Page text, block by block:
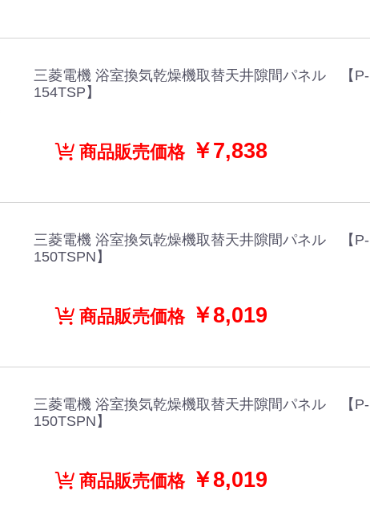
三菱電機 浴室換気乾燥機取替天井隙間パネル 【P-
154TSP】
商品販売価格￥7,838
三菱電機 浴室換気乾燥機取替天井隙間パネル 【P-
150TSPN】
商品販売価格￥8,019
三菱電機 浴室換気乾燥機取替天井隙間パネル 【P-
150TSPN】
商品販売価格￥8,019